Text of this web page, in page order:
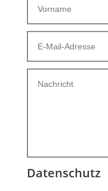
Datenschutz